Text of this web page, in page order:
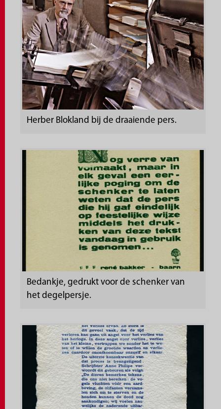
Herber Blokland bij de draaiende pers.
Bedankje, gedrukt voor de schenker van
het degelpersje.